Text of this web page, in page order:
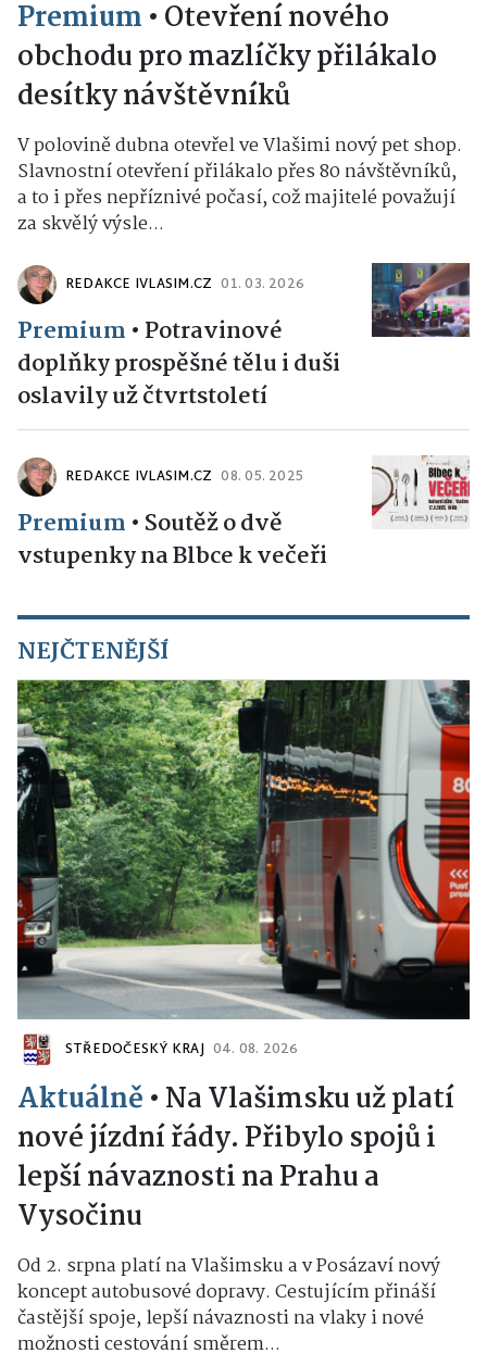
Premium • Otevření nového
obchodu pro mazlíčky přilákalo
desítky návštěvníků
V polovině dubna otevřel ve Vlašimi nový pet shop.
Slavnostní otevření přilákalo přes 80 návštěvníků,
a to i přes nepříznivé počasí, což majitelé považují
za skvělý výsle...
REDAKCE IVLASIM.CZ 01. 03. 2026
Premium • Potravinové
doplňky prospěšné tělu i duši
oslavily už čtvrtstoletí
REDAKCE IVLASIM.CZ 08. 05. 2025
Premium • Soutěž o dvě
vstupenky na Blbce k večeři
NEJČTENĚJŠÍ
STŘEDOČESKÝ KRAJ 04. 08. 2026
Aktuálně • Na Vlašimsku už platí
nové jízdní řády. Přibylo spojů i
lepší návaznosti na Prahu a
Vysočinu
Od 2. srpna platí na Vlašimsku a v Posázaví nový
koncept autobusové dopravy. Cestujícím přináší
častější spoje, lepší návaznosti na vlaky i nové
možnosti cestování směrem...